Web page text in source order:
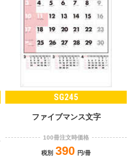
SG245
ファイブマンス文字
100冊注文時価格
税別 390 円/冊